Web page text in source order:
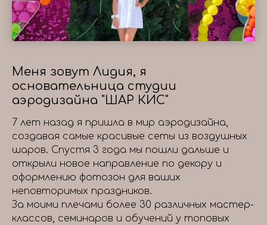
Меня зовут Лидия, я
основательница студии
аэродизайна "ШАР КИС"
7 лет назад я пришла в мир аэродизайна,
создавая самые красивые сеты из воздушных
шаров. Спустя 3 года мы пошли дальше и
открыли новое направление по декору и
оформлению фотозон для ваших
неповторимых праздников.
За моими плечами более 30 различных мастер-
классов, семинаров и обучений у топовых